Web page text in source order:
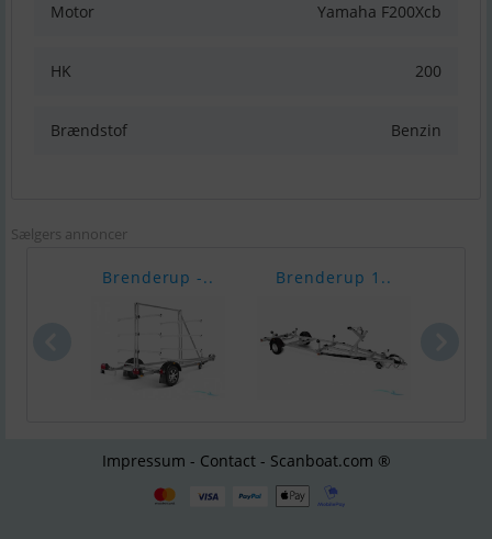
Motor Yamaha F200Xcb
HK 200
Brændstof Benzin
Sælgers annoncer
Brenderup -.. Brenderup 1..
Impressum - Contact - Scanboat.com ®